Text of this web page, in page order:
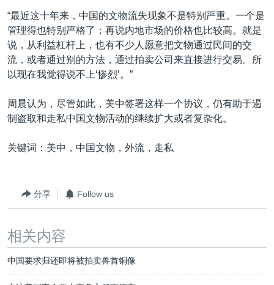
“最近这十年来，中国的文物流失现象不是特别严重。一个是
管理得也特别严格了；再说内地市场的价格也比较高。就是
说，从利益杠杆上，也有不少人愿意把文物通过民间的交
流，或者通过别的方法，通过拍卖公司来直接进行交易。所
以现在我觉得说不上‘惨烈’。”
周晨认为，尽管如此，美中签署这样一个协议，仍有助于遏
制盗取和走私中国文物活动的继续扩大或者复杂化。
关键词：美中，中国文物，外流，走私
分享 Follow us
相关内容
中国要求归还即将被拍卖兽首铜像